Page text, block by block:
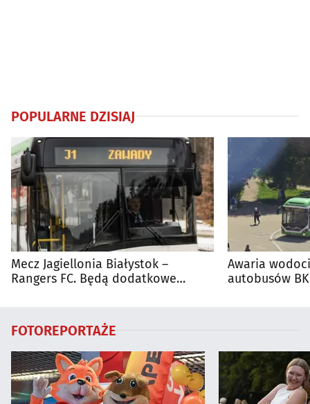
POPULARNE DZISIAJ
Mecz Jagiellonia Białystok –
Rangers FC. Będą dodatkowe
Awaria
autobusów
FOTOREPORTAŻE